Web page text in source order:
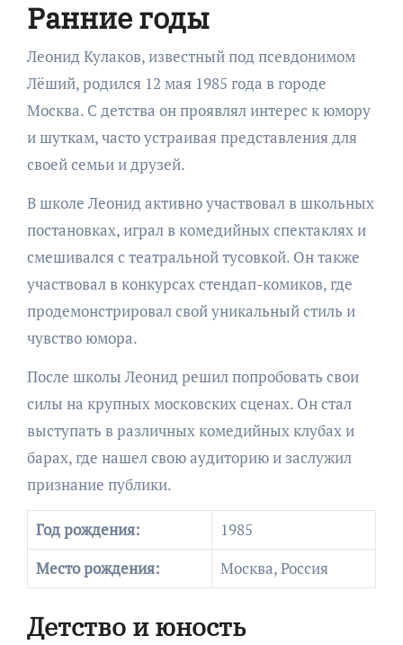
Ранние годы
Леонид Кулаков, известный под псевдонимом
Лёший, родился 12 мая 1985 года в городе
Москва. С детства он проявлял интерес к юмору
и шуткам, часто устраивая представления для
своей семьи и друзей.
В школе Леонид активно участвовал в школьных
постановках, играл в комедийных спектаклях и
смешивался с театральной тусовкой. Он также
участвовал в конкурсах стендап-комиков, где
продемонстрировал свой уникальный стиль и
чувство юмора.
После школы Леонид решил попробовать свои
силы на крупных московских сценах. Он стал
выступать в различных комедийных клубах и
барах, где нашел свою аудиторию и заслужил
признание публики.
Год рождения:
1985
Место рождения:
Москва, Россия
Детство и юность